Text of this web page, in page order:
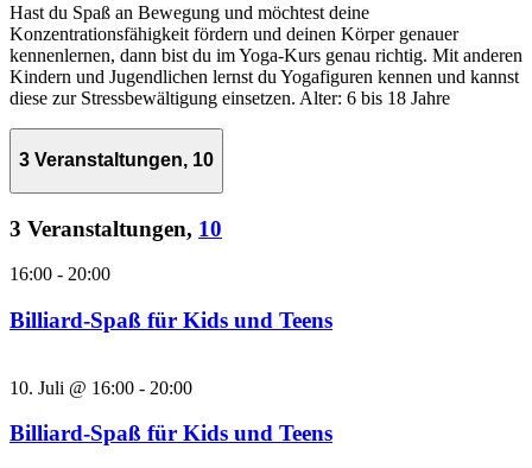
Hast du Spaß an Bewegung und möchtest deine
Konzentrationsfähigkeit fördern und deinen Körper genauer
kennenlernen, dann bist du im Yoga-Kurs genau richtig. Mit anderen
Kindern und Jugendlichen lernst du Yogafiguren kennen und kannst
diese zur Stressbewältigung einsetzen. Alter: 6 bis 18 Jahre
3 Veranstaltungen, 10
3 Veranstaltungen, 10
16:00 - 20:00
Billiard-Spaß für Kids und Teens
10. Juli @ 16:00 - 20:00
Billiard-Spaß für Kids und Teens